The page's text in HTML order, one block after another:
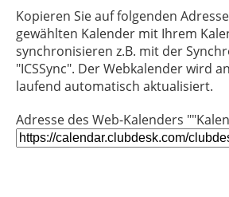
Kopieren Sie auf folgenden
gewählten Kalender mit Ihrem
synchronisieren z.B. mit der
"ICSSync". Der Webkalender wird
laufend automatisch aktualisiert.
Adresse des Web-Kalenders